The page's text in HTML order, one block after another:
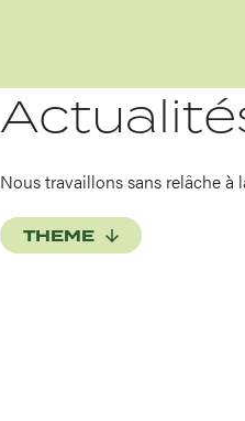
Nous travaillons sans relâche à
THEME